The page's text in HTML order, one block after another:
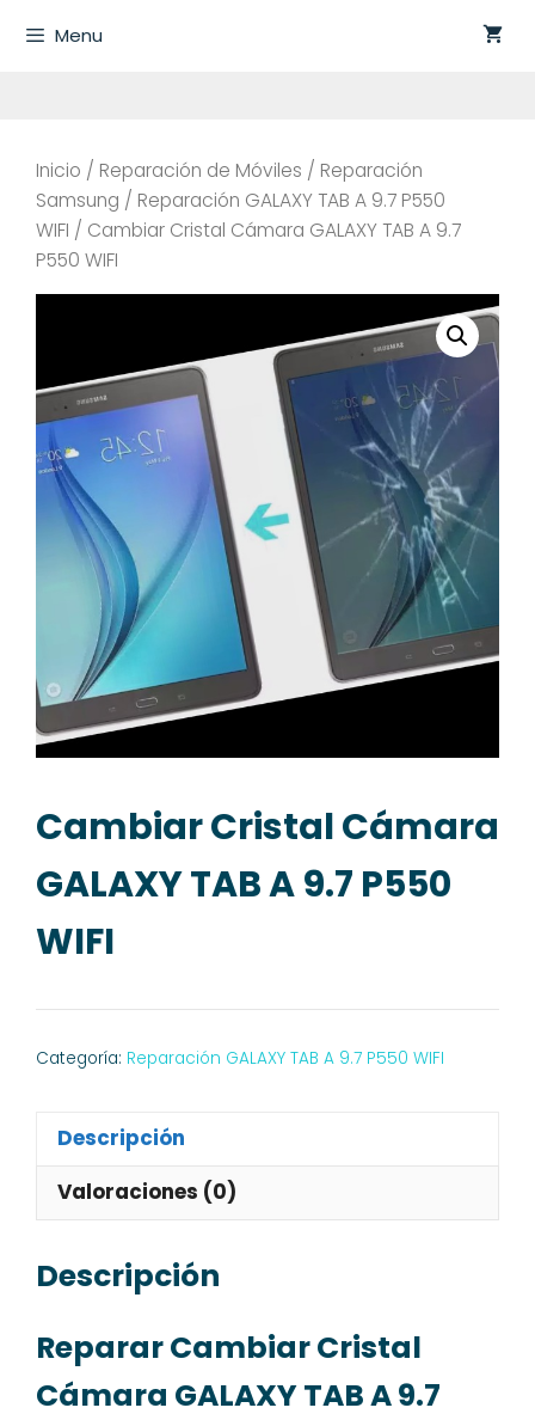
Menu
Inicio / Reparación de Móviles / Reparación
Samsung / Reparación GALAXY TAB A 9.7 P550
WIFI / Cambiar Cristal Cámara GALAXY TAB A 9.7
P550 WIFI
Cambiar Cristal Cámara
GALAXY TAB A 9.7 P550
WIFI
Categoría: Reparación GALAXY TAB A 9.7 P550 WIFI
Descripción
Valoraciones (0)
Descripción
Reparar Cambiar Cristal
Cámara GALAXY TAB A 9.7